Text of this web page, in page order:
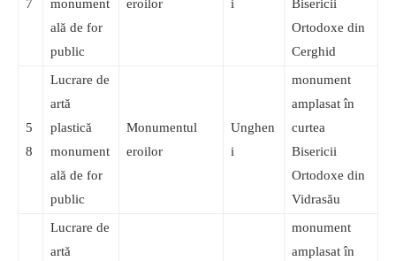
7
monument
ală de for
public
eroilor
i
Bisericii
Ortodoxe din
Cerghid
5
8
Lucrare de
artă
plastică
monument
ală de for
public
Monumentul
eroilor
Unghen
i
monument
amplasat în
curtea
Bisericii
Ortodoxe din
Vidrasău
Lucrare de
artă
monument
amplasat în